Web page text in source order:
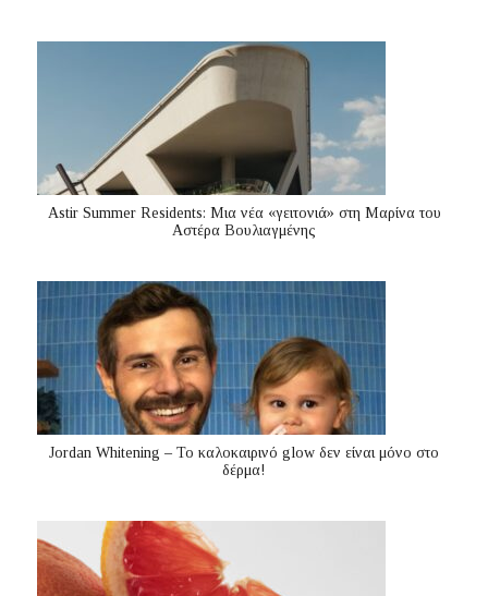
Astir Summer Residents: Μια νέα «γειτονιά» στη Μαρίνα του
Αστέρα Βουλιαγμένης
Jordan Whitening – Το καλοκαιρινό glow δεν είναι μόνο στο
δέρμα!